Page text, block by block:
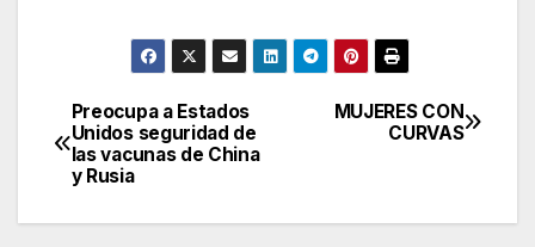
Navegación
de
entradas
MUJERES CON
CURVAS
Preocupa a Estados
Unidos seguridad de
las vacunas de China
y Rusia